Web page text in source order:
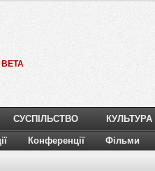
BETA
СУСПІЛЬСТВО КУЛЬТУРА
Конференції Фільми